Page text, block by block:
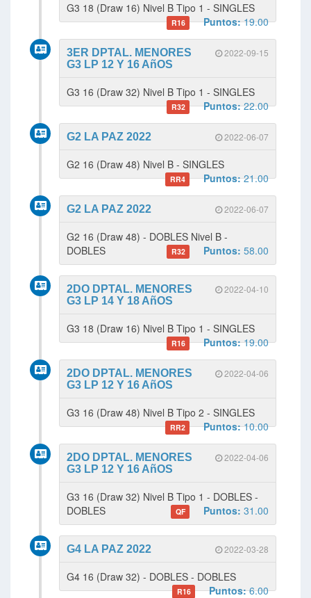
G3 18 (Draw 16) Nivel B Tipo 1 - SINGLES
R16 Puntos:19.00
2022-09-15
3ER DPTAL. MENORES
G3 LP 12 Y 16 AñOS
G3 16 (Draw 32) Nivel B Tipo 1 - SINGLES
R32 Puntos:22.00
2022-06-07
G2 LA PAZ 2022
G2 16 (Draw 48) Nivel B - SINGLES
RR4 Puntos:21.00
2022-06-07
G2 LA PAZ 2022
G2 16 (Draw 48) - DOBLES Nivel B -
DOBLES
R32 Puntos: 58.00
2022-04-10
2DO DPTAL. MENORES
G3 LP 14 Y 18 AñOS
G3 18 (Draw 16) Nivel B Tipo 1 - SINGLES
R16 Puntos:19.00
2022-04-06
2DO DPTAL. MENORES
G3 LP 12 Y 16 AñOS
G3 16 (Draw 48) Nivel B Tipo 2 - SINGLES
RR2 Puntos:10.00
2022-04-06
2DO DPTAL. MENORES
G3 LP 12 Y 16 AñOS
G3 16 (Draw 32) Nivel B Tipo 1 - DOBLES -
DOBLES
QF Puntos: 31.00
2022-03-28
G4 LA PAZ 2022
G4 16 (Draw 32) - DOBLES - DOBLES
R16 Puntos:6.00